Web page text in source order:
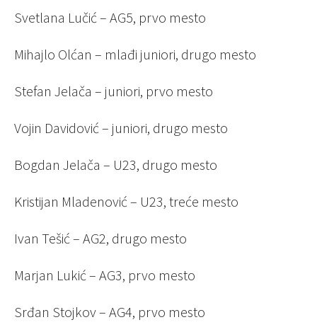
Svetlana Lučić – AG5, prvo mesto
Mihajlo Olćan – mlađi juniori, drugo mesto
Stefan Jelača – juniori, prvo mesto
Vojin Davidović – juniori, drugo mesto
Bogdan Jelača – U23, drugo mesto
Kristijan Mladenović – U23, treće mesto
Ivan Tešić – AG2, drugo mesto
Marjan Lukić – AG3, prvo mesto
Srđan Stojkov – AG4, prvo mesto